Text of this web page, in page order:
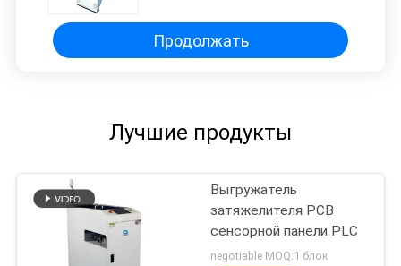
Продолжать
Лучшие продукты
Выгружатель
затяжелителя PCB
сенсорной панели PLC
negotiable MOQ:1 блок